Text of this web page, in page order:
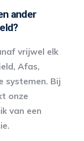
ander
vrijwel elk
Afas,
systemen. Bij
onze
van een